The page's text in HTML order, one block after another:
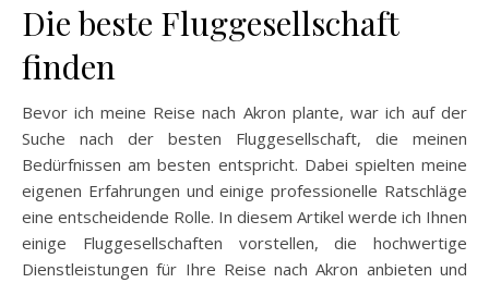
Die beste Fluggesellschaft
finden
Bevor ich meine Reise nach Akron plante, war ich auf der
Suche nach der besten Fluggesellschaft, die meinen
Bedürfnissen am besten entspricht. Dabei spielten meine
eigenen Erfahrungen und einige professionelle Ratschläge
eine entscheidende Rolle. In diesem Artikel werde ich Ihnen
einige Fluggesellschaften vorstellen, die hochwertige
Dienstleistungen für Ihre Reise nach Akron anbieten und